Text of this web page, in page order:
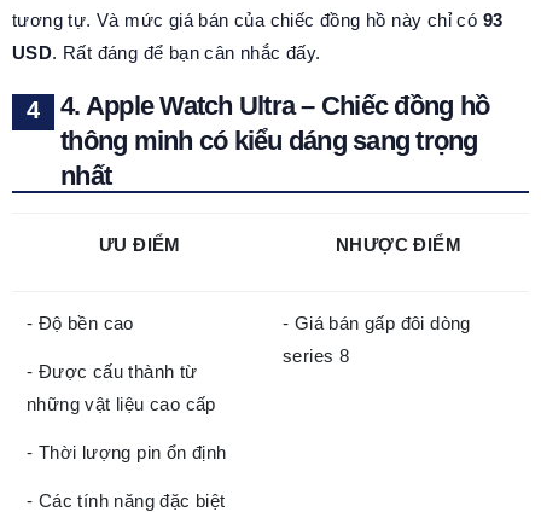
tương tự. Và mức giá bán của chiếc đồng hồ này chỉ có 93
USD. Rất đáng để bạn cân nhắc đấy.
4. Apple Watch Ultra – Chiếc đồng hồ
thông minh có kiểu dáng sang trọng
nhất
ƯU ĐIỂM NHƯỢC ĐIỂM
- Độ bền cao
- Được cấu thành từ
những vật liệu cao cấp
- Thời lượng pin ổn định
- Các tính năng đặc biệt
- Giá bán gấp đôi dòng
series 8